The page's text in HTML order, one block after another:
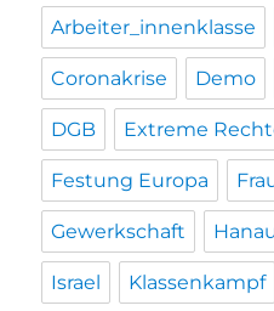
Arbeiter_innenklasse
Coronakrise Demo
DGB Extreme
Festung Europa
Gewerkschaft
Israel Klassenkampf